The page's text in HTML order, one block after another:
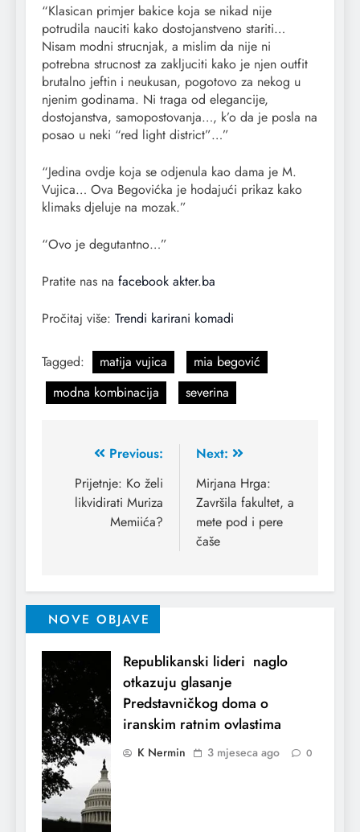
“Klasican primjer bakice koja se nikad nije
potrudila nauciti kako dostojanstveno stariti…
Nisam modni strucnjak, a mislim da nije ni
potrebna strucnost za zakljuciti kako je njen outfit
brutalno jeftin i neukusan, pogotovo za nekog u
njenim godinama. Ni traga od elegancije,
dostojanstva, samopostovanja…, k’o da je posla na
posao u neki “red light district”…”
“Jedina ovdje koja se odjenula kao dama je M.
Vujica… Ova Begovićka je hodajući prikaz kako
klimaks djeluje na mozak.”
“Ovo je degutantno…”
Pratite nas na facebook akter.ba
Pročitaj više: Trendi karirani komadi
Tagged: matija vujica
mia begović
modna kombinacija
severina
Previous:
Prijetnje: Ko želi
likvidirati Muriza
Memiića?
Next:
Mirjana Hrga:
Završila fakultet, a
mete pod i pere
čaše
NOVE OBJAVE
Republikanski lideri naglo
otkazuju glasanje
Predstavničkog doma o
iranskim ratnim ovlastima
K Nermin 3 mjeseca ago 0